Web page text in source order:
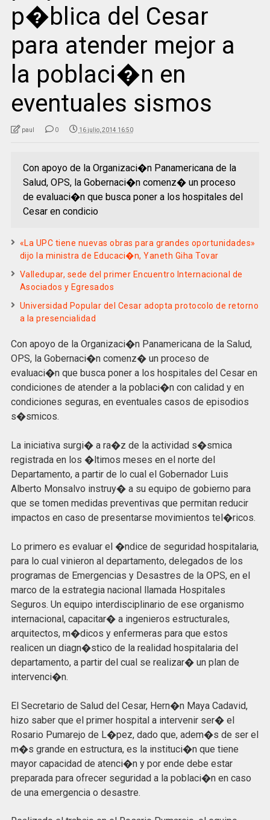
p�blica del Cesar
para atender mejor a
la poblaci�n en
eventuales sismos
paul 0 16 julio, 2014 16:50
Con apoyo de la Organizaci�n Panamericana de la
Salud, OPS, la Gobernaci�n comenz� un proceso
de evaluaci�n que busca poner a los hospitales del
Cesar en condicio
«La UPC tiene nuevas obras para grandes oportunidades»
dijo la ministra de Educaci�n, Yaneth Giha Tovar
Valledupar, sede del primer Encuentro Internacional de
Asociados y Egresados
Universidad Popular del Cesar adopta protocolo de retorno
a la presencialidad
Con apoyo de la Organizaci�n Panamericana de la Salud,
OPS, la Gobernaci�n comenz� un proceso de
evaluaci�n que busca poner a los hospitales del Cesar en
condiciones de atender a la poblaci�n con calidad y en
condiciones seguras, en eventuales casos de episodios
s�smicos.
La iniciativa surgi� a ra�z de la actividad s�smica
registrada en los �ltimos meses en el norte del
Departamento, a partir de lo cual el Gobernador Luis
Alberto Monsalvo instruy� a su equipo de gobierno para
que se tomen medidas preventivas que permitan reducir
impactos en caso de presentarse movimientos tel�ricos.
Lo primero es evaluar el �ndice de seguridad hospitalaria,
para lo cual vinieron al departamento, delegados de los
programas de Emergencias y Desastres de la OPS, en el
marco de la estrategia nacional llamada Hospitales
Seguros. Un equipo interdisciplinario de ese organismo
internacional, capacitar� a ingenieros estructurales,
arquitectos, m�dicos y enfermeras para que estos
realicen un diagn�stico de la realidad hospitalaria del
departamento, a partir del cual se realizar� un plan de
intervenci�n.
El Secretario de Salud del Cesar, Hern�n Maya Cadavid,
hizo saber que el primer hospital a intervenir ser� el
Rosario Pumarejo de L�pez, dado que, adem�s de ser el
m�s grande en estructura, es la instituci�n que tiene
mayor capacidad de atenci�n y por ende debe estar
preparada para ofrecer seguridad a la poblaci�n en caso
de una emergencia o desastre.